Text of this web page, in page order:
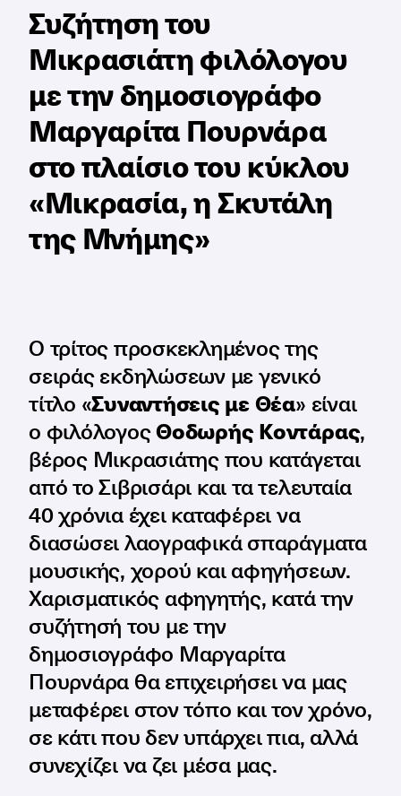
Συζήτηση του
Mικρασιάτη φιλόλογου
με την δημοσιογράφο
Μαργαρίτα Πουρνάρα
στο πλαίσιο του κύκλου
«Μικρασία, η Σκυτάλη
της Μνήμης»
O τρίτος προσκεκλημένος της
σειράς εκδηλώσεων με γενικό
τίτλο «Συναντήσεις με Θέα» είναι
ο φιλόλογοςΘοδωρής Κοντάρας,
βέρος Μικρασιάτης που κατάγεται
από το Σιβρισάρι και τα τελευταία
40 χρόνια έχει καταφέρει να
διασώσει λαογραφικά σπαράγματα
μουσικής, χορού και αφηγήσεων.
Χαρισματικός αφηγητής, κατά την
συζήτησή του με την
δημοσιογράφο Μαργαρίτα
Πουρνάρα θα επιχειρήσει να μας
μεταφέρει στον τόπο και τον χρόνο,
σε κάτι που δεν υπάρχει πια, αλλά
συνεχίζει να ζει μέσα μας.